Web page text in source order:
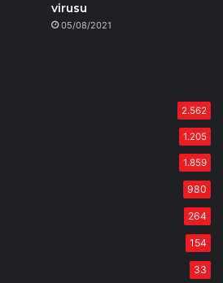
virusu
05/08/2021
2.562
1.205
1.859
980
264
154
33